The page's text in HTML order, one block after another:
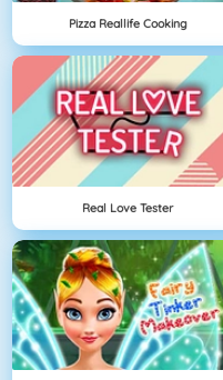
Pizza Reallife Cooking
Real Love Tester